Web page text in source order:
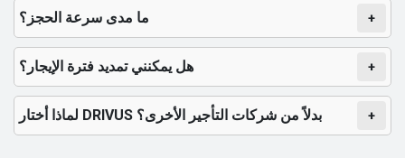
ما مدى سرعة الحجز؟ +
هل يمكنني تمديد فترة الإيجار؟ +
لماذا أختار DRIVUS بدلاً من شركات التأجير الأخرى؟ +